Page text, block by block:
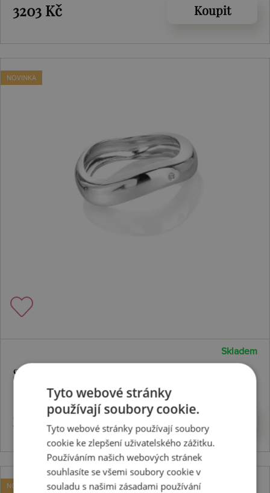
3203 Kč Koupit
NOVINKA
Skladem
Stříbrný prsten Fiji DR318
3203 Kč Koupit
NOVINKA
Tyto webové stránky
používají soubory cookie.
Tyto webové stránky používají soubory
cookie ke zlepšení uživatelského zážitku.
Používáním našich webových stránek
souhlasíte se všemi soubory cookie v
souladu s našimi zásadami používání